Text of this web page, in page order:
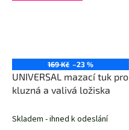
169 Kč –23 %
UNIVERSAL mazací tuk pro
kluzná a valivá ložiska
Skladem - ihned k odeslání